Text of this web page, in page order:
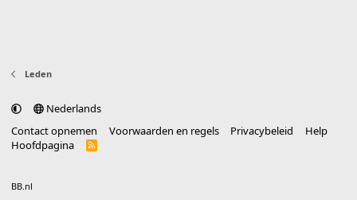
Leden
Nederlands
Contact opnemen
Voorwaarden en regels Privacybeleid
Help
Hoofdpagina
R
BB.nl